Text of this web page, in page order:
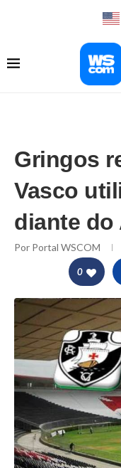
Gringos
Vasco
diante do
Por Portal WSCOM
0